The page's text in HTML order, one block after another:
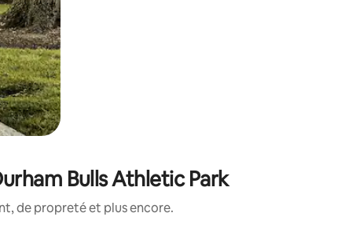
Bulls Athletic Park
de propreté et plus encore.